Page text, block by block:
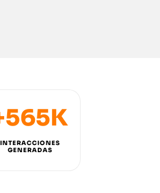
INTERACCIONES
GENERADAS